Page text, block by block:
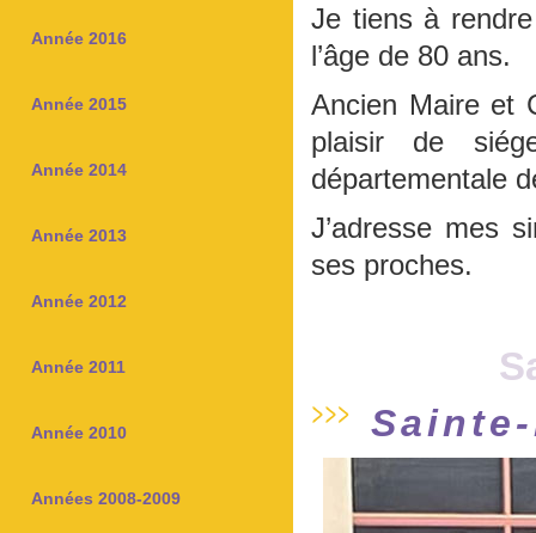
Année 2016
Année 2015
Année 2014
Année 2013
Année 2012
Année 2011
Année 2010
Années 2008-2009
Je tiens à
l’âge de 80 ans.
Ancien Maire et
plaisir de
départementale
J’adresse mes
ses proches.